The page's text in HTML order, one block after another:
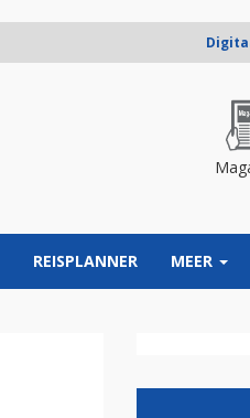
REISPLANNER MEER